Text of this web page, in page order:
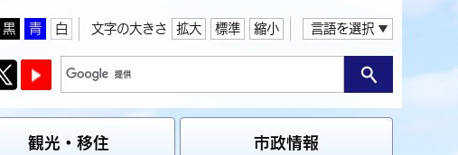
黒 青 白 文字の大きさ 拡大 標準 縮小 言語を選択
観光・移住 市政情報